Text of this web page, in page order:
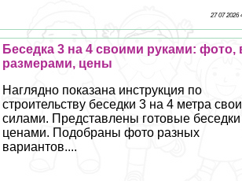
27 07 2026
Беседка 3 на 4 своими руками: фото,
размерами, цены
Наглядно показана инструкция по
строительству беседки 3 на 4 метра
силами. Представлены готовые беседки
ценами. Подобраны фото разных
вариантов....